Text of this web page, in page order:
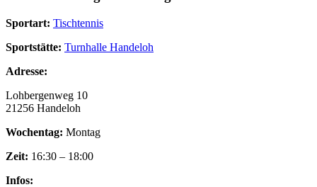
Sportart: Tischtennis
Sportstätte: Turnhalle Handeloh
Adresse:
Lohbergenweg 10
21256 Handeloh
Wochentag: Montag
Zeit: 16:30 – 18:00
Infos: